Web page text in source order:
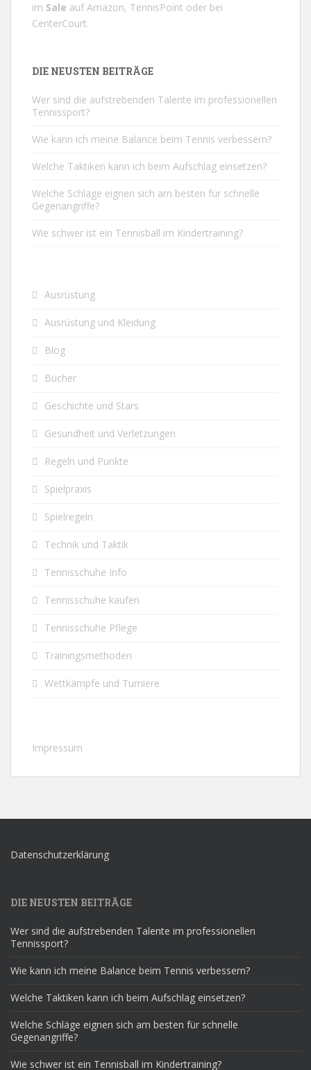
im Sale aufAmazon, TennisPoint oder bei
CenterCourt.
DIE NEUSTEN BEITRÄGE
Wer sind die aufstrebenden Talente im professionellen
Tennissport?
Wie kann ich meine Balance beim Tennis verbessern?
Welche Taktiken kann ich beim Aufschlag einsetzen?
Welche Schläge eignen sich am besten für schnelle
Gegenangriffe?
Wie schwer ist ein Tennisball im Kindertraining?
Ausrüstung
Ausrüstung und Kleidung
Blog
Bücher
Geschichte und Stars
Gesundheit und Verletzungen
Regeln und Punkte
Spielpraxis
Spielregeln
Technik und Taktik
Tennisschuhe Info
Tennisschuhe kaufen
Tennisschuhe Pflege
Trainingsmethoden
Wettkämpfe und Turniere
Impressum
Datenschutzerklärung
DIE NEUSTEN BEITRÄGE
Wer sind die aufstrebenden Talente im professionellen
Tennissport?
Wie kann ich meine Balance beim Tennis verbessern?
Welche Taktiken kann ich beim Aufschlag einsetzen?
Welche Schläge eignen sich am besten für schnelle
Gegenangriffe?
Wie schwer ist ein Tennisball im Kindertraining?